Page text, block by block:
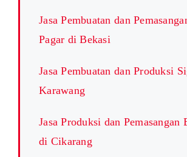
Jasa Pembuatan dan
Pagar di Bekasi
Jasa Pembuatan dan Produksi
Karawang
Jasa Produksi dan Pemasangan
di Cikarang